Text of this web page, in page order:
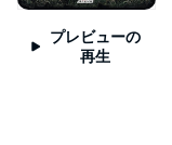
プレビューの
再生